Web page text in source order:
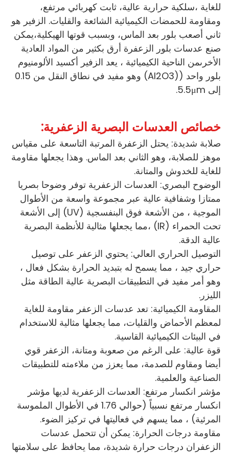
للغاية ،سلكية حرارية عالية، ثابت كهربائي مرتفع،
ومقاومة للحمضات الكيميائية الشائعة والقليات. الزفير هو
ثاني أصعب بلور بعد الماس، وبسبب قوتها الهيكلية،يمكن
صنع عدسات بلور الزعفرة أرق بكثير من المواد العادية
الأخرىمن الناحية الكيميائية ، يعد الزفير أكسيد الألومنيوم
بلور واحد ((Al2O3) وهو مفيد في نطاق النقل من 0.15
إلى 5.5μm.
خصائص العدسات البصرية الزعفرية:
صلابة شديدة: يحتل الزعفرة المرتبة التاسعة على مقياس
موهز للصلابة، وهو الثاني بعد الماس. وهذا يجعلها مقاومة
للغاية للخدوش والمتانة.
الوضوح البصري: العدسات الزعفرية توفر وضوحا بصريا
ممتازا وشفافية عالية عبر مجموعة واسعة من الأطوال
الموجية ، من الأشعة فوق البنفسجية (UV) إلى الأشعة
تحت الحمراء (IR) ،مما يجعلها مثالية للأنظمة البصرية
عالية الدقة.
التوصيل الحراري العالي: يحتوي الزعفر على توصيل
حراري جيد ، مما يسمح له بتبديد الحرارة بشكل فعال ،
وهو أمر مفيد في التطبيقات البصرية عالية الطاقة مثل
الليزر.
المقاومة الكيميائية: تعد عدسات الزعفر مقاومة للغاية
لمعظم الأحماض والقليات، مما يجعلها مثالية للاستخدام
في البيئات الكيميائية القاسية.
قوة عالية: على الرغم من صعوبة ومتانة، الزعفر قوي
أيضا ومقاوم للصدمة، مما يعزز من ملاءمته للتطبيقات
الصناعية والعلمية.
مؤشر انكسار مرتفع: العدسات الزعفرية لديها مؤشر
انكسار مرتفع نسبياً (حوالي 1.76 في الأطوال الملموسة
المرئية) ، مما يسهم في فعاليتها في تركيز الضوء.
مقاومة درجات الحرارة: يمكن أن تتحمل عدسات
الزعفران درجات حرارة شديدة، مما يحافظ على سلامتها